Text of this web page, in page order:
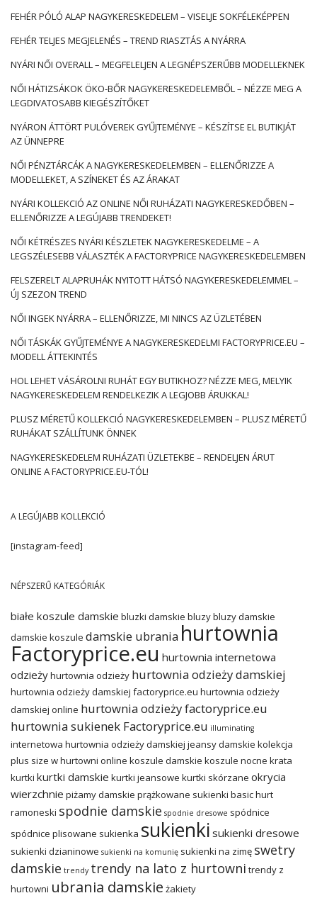
FEHÉR PÓLÓ ALAP NAGYKERESKEDELEM – VISELJE SOKFÉLEKÉPPEN
FEHÉR TELJES MEGJELENÉS – TREND RIASZTÁS A NYÁRRA
NYÁRI NŐI OVERALL – MEGFELELJEN A LEGNÉPSZERŰBB MODELLEKNEK
NŐI HÁTIZSÁKOK ÖKO-BŐR NAGYKERESKEDELEMBŐL – NÉZZE MEG A
LEGDIVATOSABB KIEGÉSZÍTŐKET
NYÁRON ÁTTÖRT PULÓVEREK GYŰJTEMÉNYE – KÉSZÍTSE EL BUTIKJÁT
AZ ÜNNEPRE
NŐI PÉNZTÁRCÁK A NAGYKERESKEDELEMBEN – ELLENŐRIZZE A
MODELLEKET, A SZÍNEKET ÉS AZ ÁRAKAT
NYÁRI KOLLEKCIÓ AZ ONLINE NŐI RUHÁZATI NAGYKERESKEDŐBEN –
ELLENŐRIZZE A LEGÚJABB TRENDEKET!
NŐI KÉTRÉSZES NYÁRI KÉSZLETEK NAGYKERESKEDELME – A
LEGSZÉLESEBB VÁLASZTÉK A FACTORYPRICE NAGYKERESKEDELEMBEN
FELSZERELT ALAPRUHÁK NYITOTT HÁTSÓ NAGYKERESKEDELEMMEL –
ÚJ SZEZON TREND
NŐI INGEK NYÁRRA – ELLENŐRIZZE, MI NINCS AZ ÜZLETÉBEN
NŐI TÁSKÁK GYŰJTEMÉNYE A NAGYKERESKEDELMI FACTORYPRICE.EU –
MODELL ÁTTEKINTÉS
HOL LEHET VÁSÁROLNI RUHÁT EGY BUTIKHOZ? NÉZZE MEG, MELYIK
NAGYKERESKEDELEM RENDELKEZIK A LEGJOBB ÁRUKKAL!
PLUSZ MÉRETŰ KOLLEKCIÓ NAGYKERESKEDELEMBEN – PLUSZ MÉRETŰ
RUHÁKAT SZÁLLÍTUNK ÖNNEK
NAGYKERESKEDELEM RUHÁZATI ÜZLETEKBE – RENDELJEN ÁRUT
ONLINE A FACTORYPRICE.EU-TÓL!
A LEGÚJABB KOLLEKCIÓ
[instagram-feed]
NÉPSZERŰ KATEGÓRIÁK
białe koszule damskie bluzki damskie bluzybluzy damskie
damskie koszule damskie ubrania hurtownia
Factoryprice.eu hurtownia internetowa
odzieżyhurtownia odzieży hurtownia odzieży damskiej
hurtownia odzieży damskiej factoryprice.eu hurtownia odzieży
damskiej online hurtownia odzieży factoryprice.eu
hurtownia sukienek Factoryprice.eu illuminating
internetowa hurtownia odzieży damskiej jeansy damskie kolekcja
plus size w hurtowni online koszule damskie koszule nocne krata
kurtki kurtki damskie kurtki jeansowe kurtki skórzane okrycia
wierzchnie piżamy damskie prążkowane sukienki basic hurt
ramoneski spodnie damskie spodnie dresowe spódnice
spódnice plisowane sukienka sukienki sukienki dresowe
sukienki dzianinowe sukienki na komunię sukienki na zimę swetry
damskie trendy trendy na lato z hurtowni trendy z
hurtowni ubrania damskie żakiety